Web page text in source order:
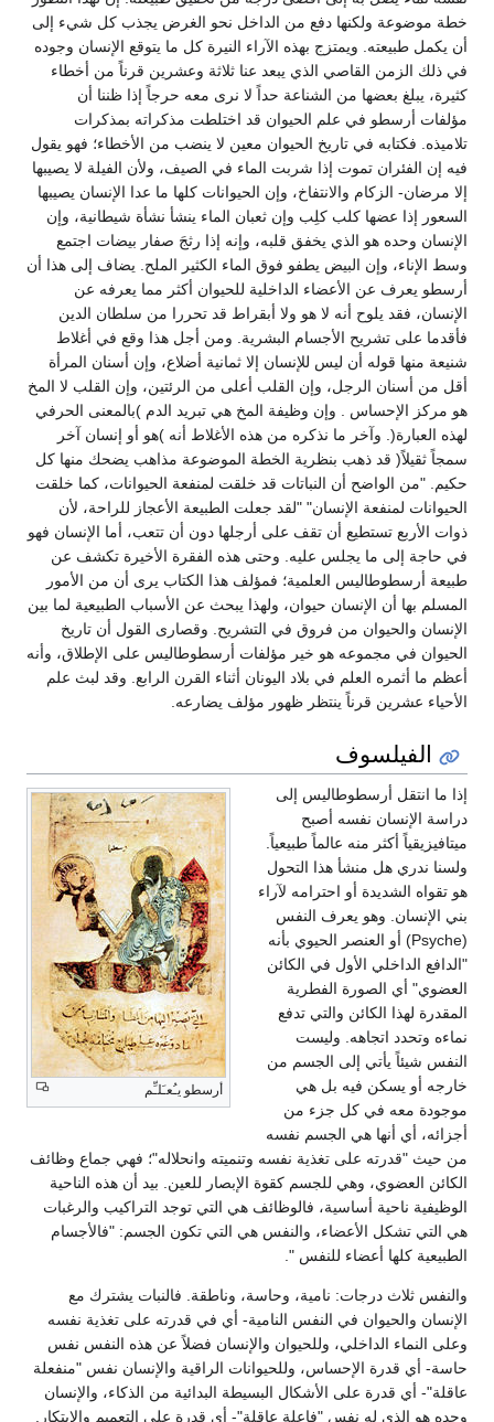
خطة موضوعة ولكنها دفع من الداخل نحو الغرض يجذب كل شيء إلى
أن يكمل طبيعته. ويمتزج بهذه الآراء النيرة كل ما يتوقع الإنسان وجوده
في ذلك الزمن القاصي الذي يبعد عنا ثلاثة وعشرين قرناً من أخطاء
كثيرة، يبلغ بعضها من الشناعة حداً لا نرى معه حرجاً إذا ظننا أن
مؤلفات أرسطو في علم الحيوان قد اختلطت مذكراته بمذكرات
تلاميذه. فكتابه في تاريخ الحيوان معين لا ينضب من الأخطاء؛ فهو يقول
فيه إن الفئران تموت إذا شربت الماء في الصيف، ولأن الفيلة لا يصيبها
إلا مرضان- الزكام والانتفاخ، وإن الحيوانات كلها ما عدا الإنسان يصيبها
السعور إذا عضها كلب كلِب وإن ثعبان الماء ينشأ نشأة شيطانية، وإن
الإنسان وحده هو الذي يخفق قلبه، وإنه إذا رثجَ صفار بيضات اجتمع
وسط الإناء، وإن البيض يطفو فوق الماء الكثير الملح. يضاف إلى هذا أن
أرسطو يعرف عن الأعضاء الداخلية للحيوان أكثر مما يعرفه عن
الإنسان، فقد يلوح أنه لا هو ولا أبقراط قد تحررا من سلطان الدين
فأقدما على تشريح الأجسام البشرية. ومن أجل هذا وقع في أغلاط
شنيعة منها قوله أن ليس للإنسان إلا ثمانية أضلاع، وإن أسنان المرأة
أقل من أسنان الرجل، وإن القلب أعلى من الرئتين، وإن القلب لا المخ
هو مركز الإحساس . وإن وظيفة المخ هي تبريد الدم )بالمعنى الحرفي
لهذه العبارة(. وآخر ما نذكره من هذه الأغلاط أنه )هو أو إنسان آخر
سمجاً ثقيلاً( قد ذهب بنظرية الخطة الموضوعة مذاهب يضحك منها كل
حكيم. "من الواضح أن النباتات قد خلقت لمنفعة الحيوانات، كما خلقت
الحيوانات لمنفعة الإنسان" "لقد جعلت الطبيعة الأعجاز للراحة، لأن
ذوات الأربع تستطيع أن تقف على أرجلها دون أن تتعب، أما الإنسان فهو
في حاجة إلى ما يجلس عليه. وحتى هذه الفقرة الأخيرة تكشف عن
طبيعة أرسطوطاليس العلمية؛ فمؤلف هذا الكتاب يرى أن من الأمور
المسلم بها أن الإنسان حيوان، ولهذا يبحث عن الأسباب الطبيعية لما بين
الإنسان والحيوان من فروق في التشريح. وقصارى القول أن تاريخ
الحيوان في مجموعه هو خير مؤلفات أرسطوطاليس على الإطلاق، وأنه
أعظم ما أثمره العلم في بلاد اليونان أثناء القرن الرابع. وقد لبث علم
الأحياء عشرين قرناً ينتظر ظهور مؤلف يضارعه.
الفيلسوف
أرسطو يـُعـَلـِّم
إذا ما انتقل أرسطوطاليس إلى
دراسة الإنسان نفسه أصبح
ميتافيزيقياً أكثر منه عالماً طبيعياً.
ولسنا ندري هل منشأ هذا التحول
هو تقواه الشديدة أو احترامه لآراء
بني الإنسان. وهو يعرف النفس
(Psyche) أو العنصر الحيوي بأنه
"الدافع الداخلي الأول في الكائن
العضوي" أي الصورة الفطرية
المقدرة لهذا الكائن والتي تدفع
نماءه وتحدد اتجاهه. وليست
النفس شيئاً يأتي إلى الجسم من
خارجه أو يسكن فيه بل هي
موجودة معه في كل جزء من
أجزائه، أي أنها هي الجسم نفسه
من حيث "قدرته على تغذية نفسه وتنميته وانحلاله"؛ فهي جماع وظائف
الكائن العضوي، وهي للجسم كقوة الإبصار للعين. بيد أن هذه الناحية
الوظيفية ناحية أساسية، فالوظائف هي التي توجد التراكيب والرغبات
هي التي تشكل الأعضاء، والنفس هي التي تكون الجسم: "فالأجسام
الطبيعية كلها أعضاء للنفس ".
والنفس ثلاث درجات: نامية، وحاسة، وناطقة. فالنبات يشترك مع
الإنسان والحيوان في النفس النامية- أي في قدرته على تغذية نفسه
وعلى النماء الداخلي، وللحيوان والإنسان فضلاً عن هذه النفس نفس
حاسة- أي قدرة الإحساس، وللحيوانات الراقية والإنسان نفس "منفعلة
عاقلة"- أي قدرة على الأشكال البسيطة البدائية من الذكاء، والإنسان
وحده هو الذي له نفس "فاعلة عاقلة"- أي قدرة على التعميم والابتكار.